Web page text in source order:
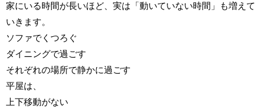
家にいる時間が長いほど、実は「動いていない時間」も増えて
いきます。
ソファでくつろぐ
ダイニングで過ごす
それぞれの場所で静かに過ごす
平屋は、
上下移動がない